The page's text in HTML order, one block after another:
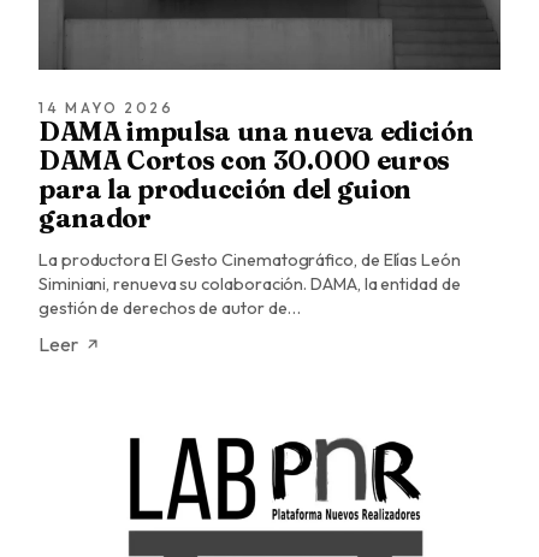
14 MAYO 2026
DAMA impulsa una nueva edición
DAMA Cortos con 30.000 euros
para la producción del guion
ganador
La productora El Gesto Cinematográfico, de Elías León
Siminiani, renueva su colaboración. DAMA, la entidad de
gestión de derechos de autor de…
Leer